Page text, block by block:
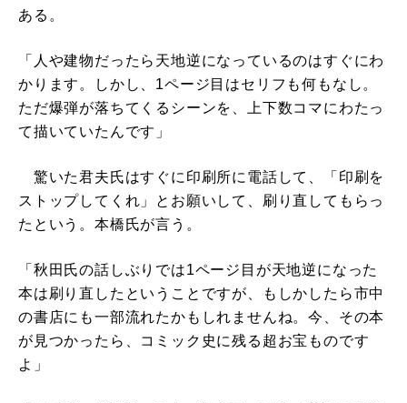
ある。
「人や建物だったら天地逆になっているのはすぐにわ
かります。しかし、1ページ目はセリフも何もなし。
ただ爆弾が落ちてくるシーンを、上下数コマにわたっ
て描いていたんです」
驚いた君夫氏はすぐに印刷所に電話して、「印刷を
ストップしてくれ」とお願いして、刷り直してもらっ
たという。本橋氏が言う。
「秋田氏の話しぶりでは1ページ目が天地逆になった
本は刷り直したということですが、もしかしたら市中
の書店にも一部流れたかもしれませんね。今、その本
が見つかったら、コミック史に残る超お宝ものです
よ」